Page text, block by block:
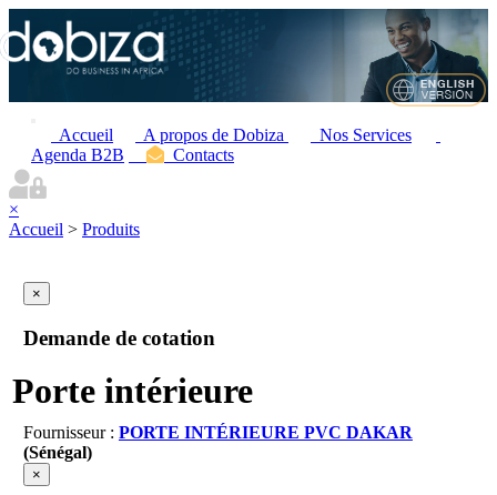
Accueil A propos de Dobiza
Nos Services
Agenda B2B
Contacts
×
Accueil > Produits
×
Demande de cotation
Porte intérieure
Fournisseur : PORTE INTÉRIEURE PVC DAKAR
(Sénégal)
×